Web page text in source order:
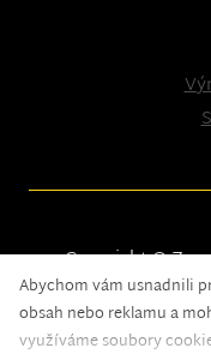
Copyright ©
Abychom vám usnadnili
obsah nebo reklamu a
využíváme soubory